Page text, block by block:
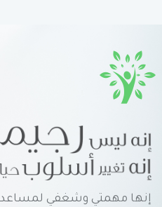
إنها مهمتي وشغفي